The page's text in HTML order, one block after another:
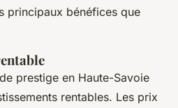
principaux bénéfices que
prestige en Haute-Savoie
rentables. Les prix